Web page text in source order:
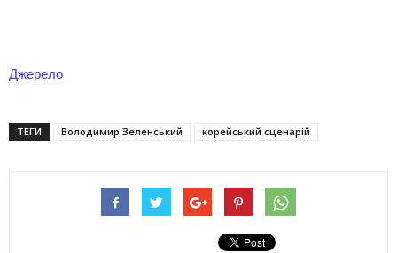
Джерело
ТЕГИ Володимир Зеленський корейський сценарій